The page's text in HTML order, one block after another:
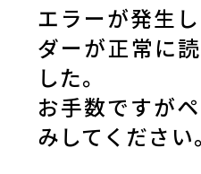
エラーが発生
ダーが正常に
した。
お手数ですが
みしてください。